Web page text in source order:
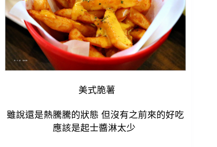
美式脆薯
雖說還是熱騰騰的狀態 但沒有之前來的好吃
應該是起士醬淋太少